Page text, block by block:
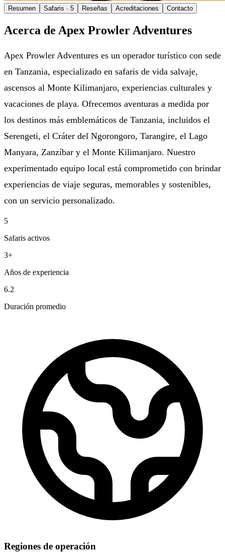
Resumen Safaris · 5 Reseñas Acreditaciones Contacto
Acerca de Apex Prowler Adventures
Apex Prowler Adventures es un operador turístico con sede
en Tanzania, especializado en safaris de vida salvaje,
ascensos al Monte Kilimanjaro, experiencias culturales y
vacaciones de playa. Ofrecemos aventuras a medida por
los destinos más emblemáticos de Tanzania, incluidos el
Serengeti, el Cráter del Ngorongoro, Tarangire, el Lago
Manyara, Zanzíbar y el Monte Kilimanjaro. Nuestro
experimentado equipo local está comprometido con brindar
experiencias de viaje seguras, memorables y sostenibles,
con un servicio personalizado.
5
Safaris activos
3+
Años de experiencia
6.2
Duración promedio
Regiones de operación